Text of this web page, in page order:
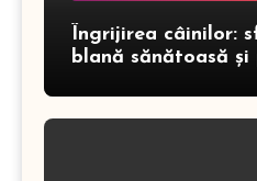
Îngrijirea câinilor:
blană sănătoasă și